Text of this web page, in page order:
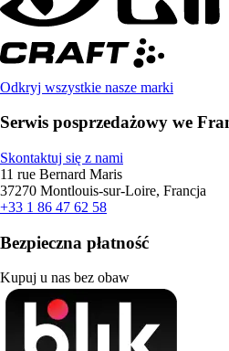
Odkryj wszystkie nasze marki
Serwis posprzedażowy we
Skontaktuj się z nami
11 rue Bernard Maris
37270 Montlouis-sur-Loire, Francja
+33 1 86 47 62 58
Bezpieczna płatność
Kupuj u nas bez obaw